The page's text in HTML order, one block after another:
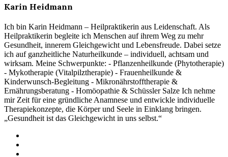
Karin Heidmann
Ich bin Karin Heidmann – Heilpraktikerin aus Leidenschaft. Als
Heilpraktikerin begleite ich Menschen auf ihrem Weg zu mehr
Gesundheit, innerem Gleichgewicht und Lebensfreude. Dabei setze
ich auf ganzheitliche Naturheilkunde – individuell, achtsam und
wirksam. Meine Schwerpunkte: - Pflanzenheilkunde (Phytotherapie)
- Mykotherapie (Vitalpilztherapie) - Frauenheilkunde &
Kinderwunsch-Begleitung - Mikronährstofftherapie &
Ernährungsberatung - Homöopathie & Schüssler Salze Ich nehme
mir Zeit für eine gründliche Anamnese und entwickle individuelle
Therapiekonzepte, die Körper und Seele in Einklang bringen.
„Gesundheit ist das Gleichgewicht in uns selbst.“